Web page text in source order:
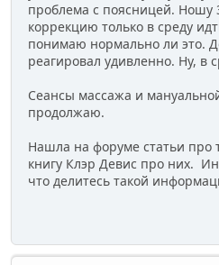
проблема с поясницей. Ношу
коррекцию только в среду
понимаю нормально ли это.
реагировал удивленно. Ну, в
Сеансы массажа и
продолжаю.
Нашла на форуме статьи про
книгу Клэр Девис про них.
что делитесь такой